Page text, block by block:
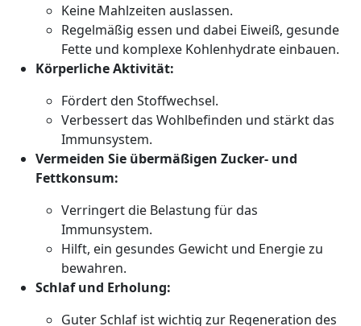
Keine Mahlzeiten auslassen.
Regelmäßig essen und dabei Eiweiß, gesunde
Fette und komplexe Kohlenhydrate einbauen.
Körperliche Aktivität:
Fördert den Stoffwechsel.
Verbessert das Wohlbefinden und stärkt das
Immunsystem.
Vermeiden Sie übermäßigen Zucker- und
Fettkonsum:
Verringert die Belastung für das
Immunsystem.
Hilft, ein gesundes Gewicht und Energie zu
bewahren.
Schlaf und Erholung:
Guter Schlaf ist wichtig zur Regeneration des